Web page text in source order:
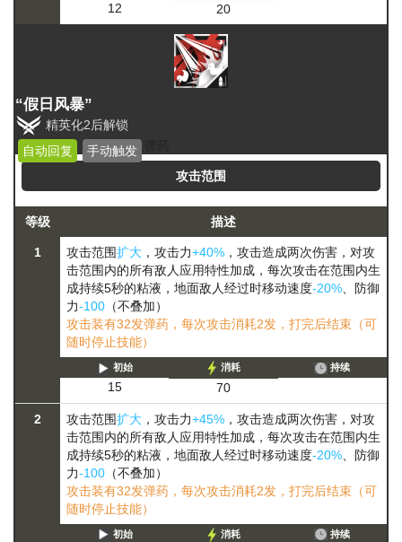
12 20
“假日风暴”
精英化2后解锁
自动回复
手动触发
攻击范围
等级 描述
1 攻击范围扩大 ，攻击力+40% ，攻击造成两次伤害，对攻
击范围内的所有敌人应用特性加成，每次攻击在范围内生
成持续5秒的粘液，地面敌人经过时移动速度-20% 、防御
力-100 （不叠加）
攻击装有32发弹药，每次攻击消耗2发，打完后结束（可
随时停止技能）
初始
15
消耗
70
持续
2 攻击范围扩大 ，攻击力+45% ，攻击造成两次伤害，对攻
击范围内的所有敌人应用特性加成，每次攻击在范围内生
成持续5秒的粘液，地面敌人经过时移动速度-20% 、防御
力-100 （不叠加）
攻击装有32发弹药，每次攻击消耗2发，打完后结束（可
随时停止技能）
初始 消耗 持续